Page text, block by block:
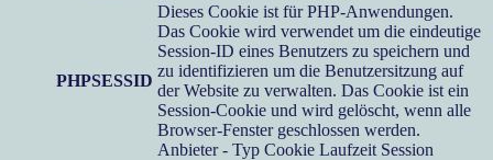
PHPSESSID
Dieses Cookie ist für PHP-Anwendungen.
Das Cookie wird verwendet um die eindeutige
Session-ID eines Benutzers zu speichern und
zu identifizieren um die Benutzersitzung auf
der Website zu verwalten. Das Cookie ist ein
Session-Cookie und wird gelöscht, wenn alle
Browser-Fenster geschlossen werden.
Anbieter - Typ Cookie Laufzeit Session